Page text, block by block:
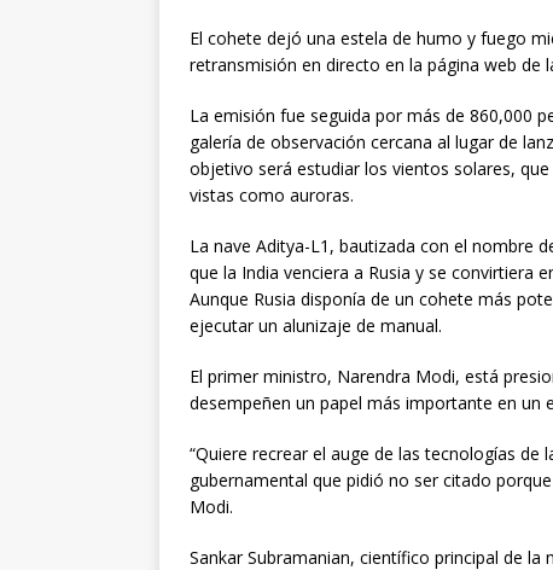
El cohete dejó una estela de humo y fuego
retransmisión en directo en la página web de
La emisión fue seguida por más de 860,000
galería de observación cercana al lugar de
objetivo será estudiar los vientos solares,
vistas como auroras.
La nave Aditya-L1, bautizada con el nombre
que la India venciera a Rusia y se convirtiera
Aunque Rusia disponía de un cohete más
ejecutar un alunizaje de manual.
El primer ministro, Narendra Modi, está
desempeñen un papel más importante en un
“Quiere recrear el auge de las tecnologías
gubernamental que pidió no ser citado
Modi.
Sankar Subramanian, científico principal de